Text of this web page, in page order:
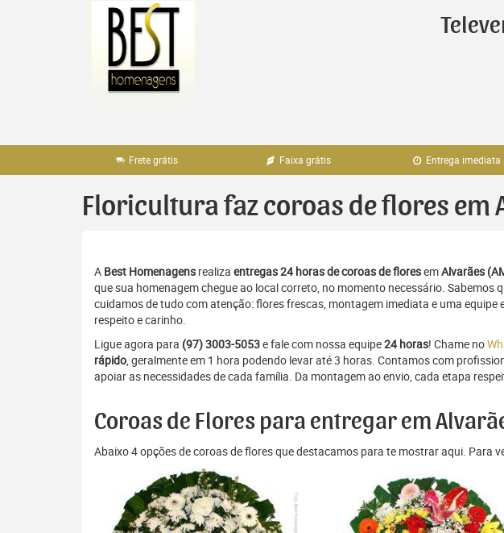
Frete grátis Faixa grátis Entrega imediata
Floricultura faz coroas de flores em
A Best Homenagens realiza entregas 24 horas de coroas de floresemAlvarães
que sua homenagem chegue ao local correto, no momento necessário. Sabemos
cuidamos de tudo com atenção: flores frescas, montagem imediata e uma
respeito e carinho.
Ligue agora para (97) 3003-5053e fale com nossa equipe24 horas! Chame no
rápido, geralmente em 1 hora podendo levar até 3 horas. Contamos com
apoiar as necessidades de cada família. Da montagem ao envio, cada etapa
Coroas de Flores para entregar em
Abaixo 4 opções de coroas de flores que destacamos para te mostrar aqui. Para